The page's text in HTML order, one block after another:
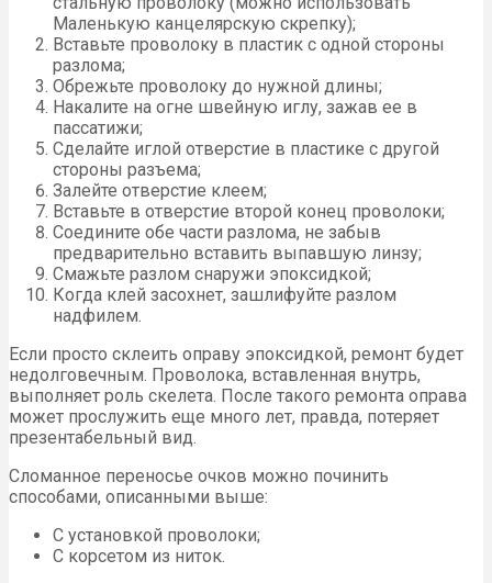
Маленькую канцелярскую скрепку);
Вставьте проволоку в пластик с одной стороны
разлома;
Обрежьте проволоку до нужной длины;
Накалите на огне швейную иглу, зажав ее в
пассатижи;
Сделайте иглой отверстие в пластике с другой
стороны разъема;
Залейте отверстие клеем;
Вставьте в отверстие второй конец проволоки;
Соедините обе части разлома, не забыв
предварительно вставить выпавшую линзу;
Смажьте разлом снаружи эпоксидкой;
Когда клей засохнет, зашлифуйте разлом
надфилем.
Если просто склеить оправу эпоксидкой, ремонт будет
недолговечным. Проволока, вставленная внутрь,
выполняет роль скелета. После такого ремонта оправа
может прослужить еще много лет, правда, потеряет
презентабельный вид.
Сломанное переносье очков можно починить
способами, описанными выше:
С установкой проволоки;
С корсетом из ниток.